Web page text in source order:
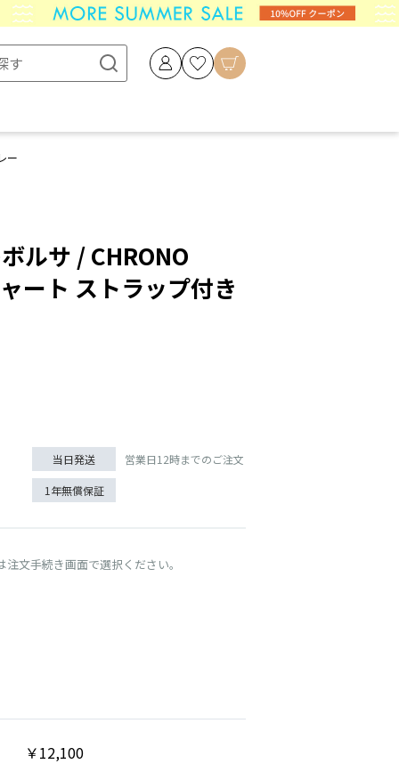
ー
ルサ / CHRONO
ート ストラップ付き
当日発送 営業日12時までのご注文
1年無償保証
文手続き画面で選択ください。
￥12,100